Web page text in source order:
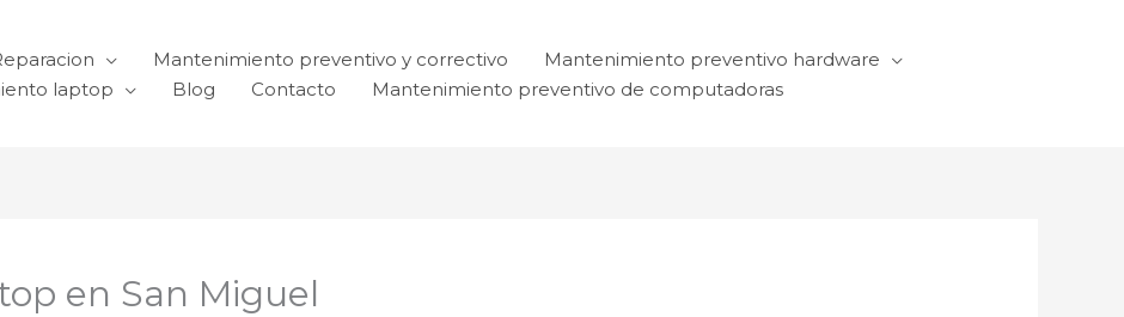
Mantenimiento preventivo y correctivo
Mantenimiento preventivo hardware
laptop
Blog Contacto Mantenimiento preventivo de computadoras
en San Miguel